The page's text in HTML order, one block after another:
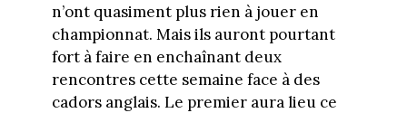
n’ont quasiment plus rien à jouer en
championnat. Mais ils auront pourtant
fort à faire en enchaînant deux
rencontres cette semaine face à des
cadors anglais. Le premier aura lieu ce